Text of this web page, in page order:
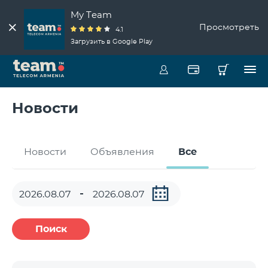
My Team
4.1
Загрузить в Google Play
Просмотреть
Новости
Новости Объявления Все
Поиск